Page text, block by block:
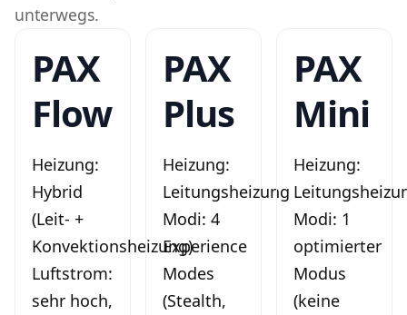
unterwegs.
PAX
Flow
Heizung:
Hybrid
(Leit- +
Konvektionsheizung)
Luftstrom:
sehr hoch,
PAX
Plus
Heizung:
Leitungsheizung
Modi: 4
Experience
Modes
(Stealth,
PAX
Mini
Heizung:
Modi: 1
optimierter
Modus
(keine